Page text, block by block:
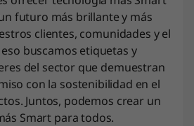
futuro más brillante y más
clientes, comunidades y el
buscamos etiquetas y
del sector que demuestran
con la sostenibilidad en el
Juntos, podemos crear un
Smart para todos.